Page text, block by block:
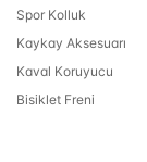
Spor Kolluk
Kaykay Aksesuarı
Kaval Koruyucu
Bisiklet Freni